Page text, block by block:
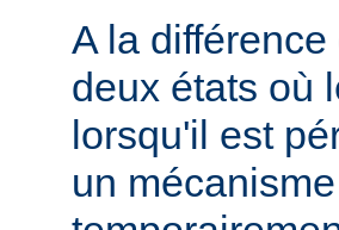
A la
deux états où
lorsqu'il est
un